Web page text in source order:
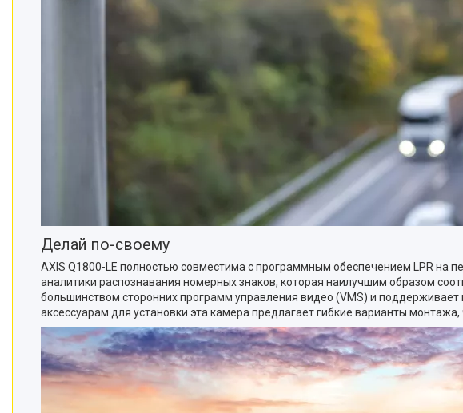
Делай по-своему
AXIS Q1800-LE полностью совместима с программным обеспечением LPR на
аналитики распознавания номерных знаков, которая наилучшим образом
большинством сторонних программ управления видео (VMS) и
аксессуарам для установки эта камера предлагает гибкие варианты